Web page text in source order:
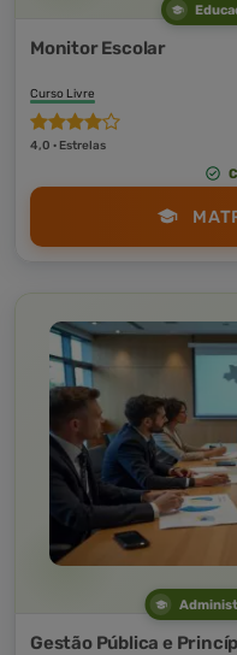
Monitor Escolar
Curso Livre
4,0 · Estrelas
Gestão Pública e